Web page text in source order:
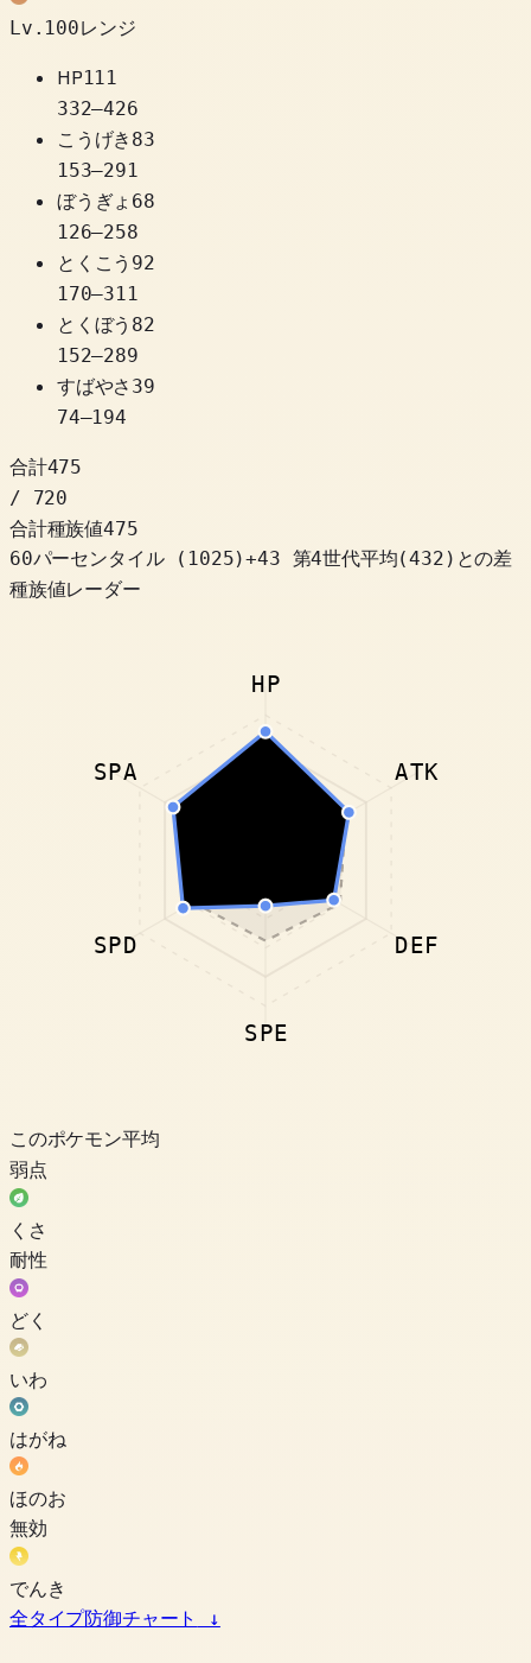
Lv.100レンジ
HP111
332–426
こうげき 83
153–291
ぼうぎょ 68
126–258
とくこう 92
170–311
とくぼう 82
152–289
すばやさ 39
74–194
合計475
/ 720
合計種族値475
60パーセンタイル
( 1025)+43 第4世代平均(432)との差
種族値レーダー
HP
ATK
DEF
SPE
SPD
SPA
このポケモン平均
弱点
くさ
耐性
どく
いわ
はがね
ほのお
無効
でんき
全タイプ防御チャート
↓